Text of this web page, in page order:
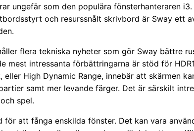
ungefär som den populära fönsterhanteraren i3.
och resurssnålt skrivbord är Sway ett
flera tekniska nyheter som gör Sway bättre
mest intressanta förbättringarna är stöd för
eller High Dynamic Range, innebär att skärmen
samt mer levande färger. Det är särskilt
spel.
för att fånga enskilda fönster. Det kan vara